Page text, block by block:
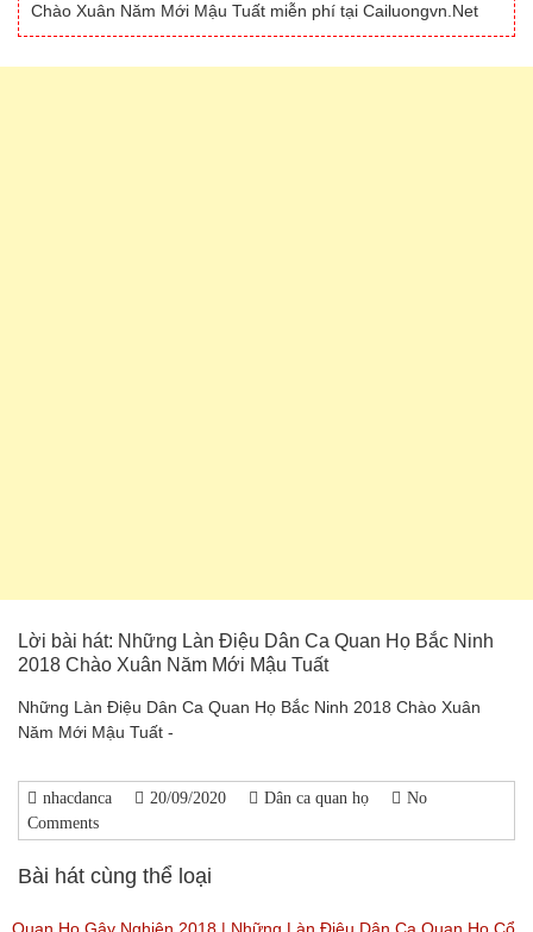
Chào Xuân Năm Mới Mậu Tuất miễn phí tại Cailuongvn.Net
Lời bài hát: Những Làn Điệu Dân Ca Quan Họ Bắc Ninh
2018 Chào Xuân Năm Mới Mậu Tuất
Những Làn Điệu Dân Ca Quan Họ Bắc Ninh 2018 Chào Xuân
Năm Mới Mậu Tuất -
nhacdanca 20/09/2020 Dân ca quan họ
No
Comments
Bài hát cùng thể loại